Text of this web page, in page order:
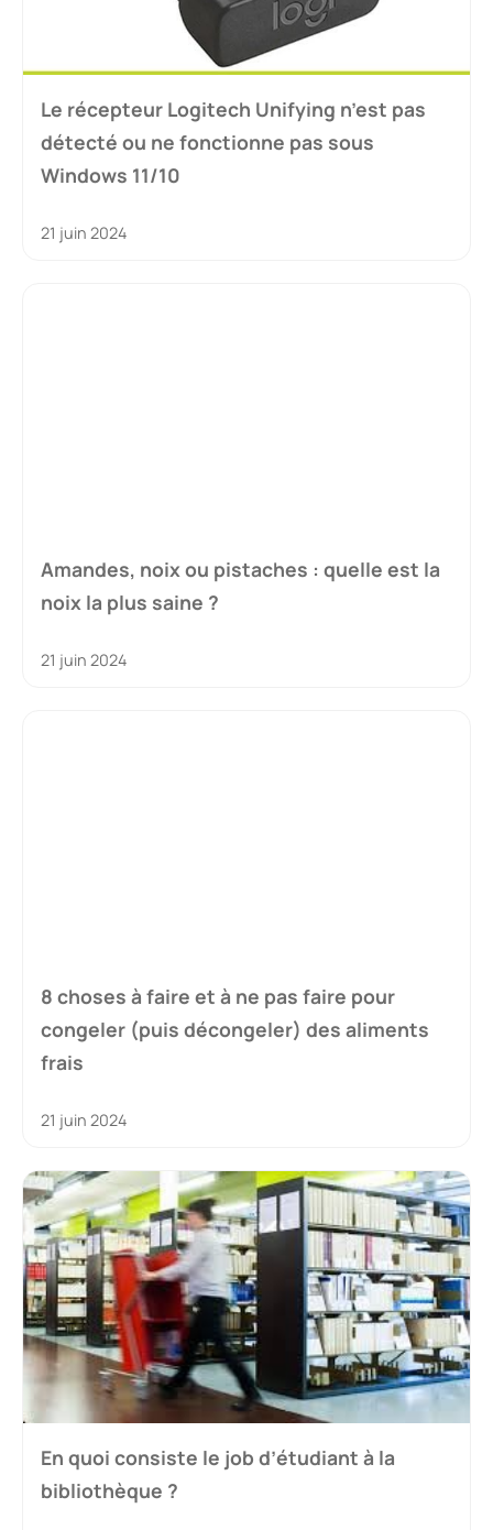
Le récepteur Logitech Unifying n’est pas
détecté ou ne fonctionne pas sous
Windows 11/10
21 juin 2024
Amandes, noix ou pistaches : quelle est la
noix la plus saine ?
21 juin 2024
8 choses à faire et à ne pas faire pour
congeler (puis décongeler) des aliments
frais
21 juin 2024
En quoi consiste le job d’étudiant à la
bibliothèque ?